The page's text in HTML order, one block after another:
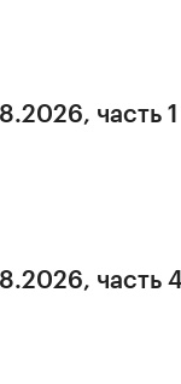
часть 1
часть